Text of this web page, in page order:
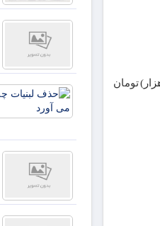
و یک میلیون و پانصد هزار) تومان